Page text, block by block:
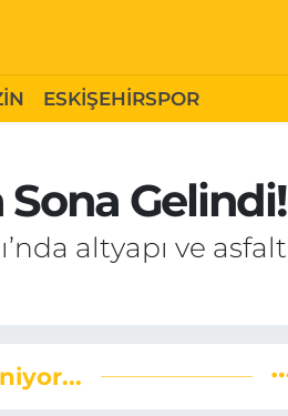
ESKİŞEHİRSPOR
Sona Gelindi!
altyapı ve asfalt